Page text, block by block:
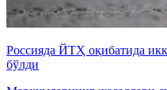
Россияда ЙТҲ оқибатида
бўлди